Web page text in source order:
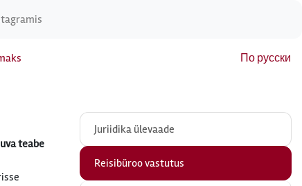
По русски
Juriidika ülevaade
Reisibüroo vastutus
teabe